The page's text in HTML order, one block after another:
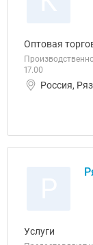
Оптовая
17.00
Россия,
Услуги